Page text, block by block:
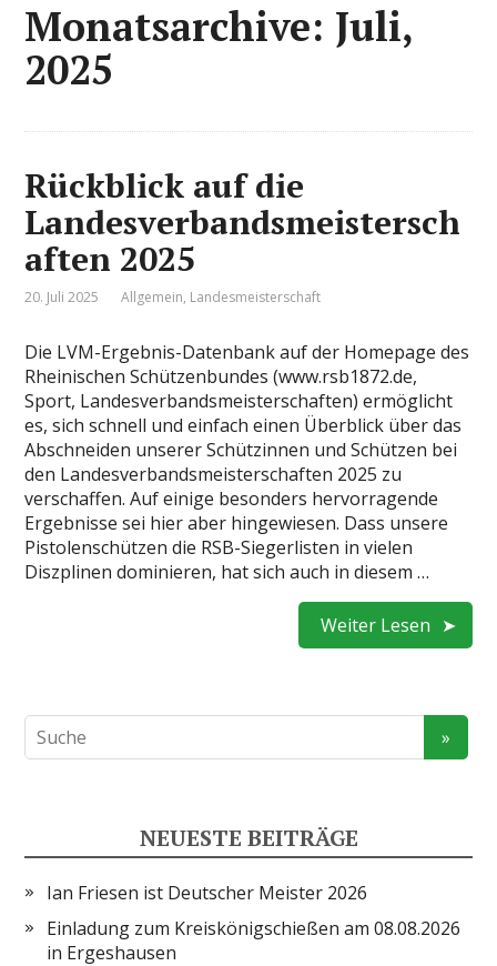
Monatsarchive: Juli,
2025
Rückblick auf die
Landesverbandsmeistersch
aften 2025
20. Juli 2025 Allgemein, Landesmeisterschaft
Die LVM-Ergebnis-Datenbank auf der Homepage des
Rheinischen Schützenbundes (www.rsb1872.de,
Sport, Landesverbandsmeisterschaften) ermöglicht
es, sich schnell und einfach einen Überblick über das
Abschneiden unserer Schützinnen und Schützen bei
den Landesverbandsmeisterschaften 2025 zu
verschaffen. Auf einige besonders hervorragende
Ergebnisse sei hier aber hingewiesen. Dass unsere
Pistolenschützen die RSB-Siegerlisten in vielen
Diszplinen dominieren, hat sich auch in diesem …
Weiter Lesen
NEUESTE BEITRÄGE
Ian Friesen ist Deutscher Meister 2026
Einladung zum Kreiskönigschießen am 08.08.2026
in Ergeshausen